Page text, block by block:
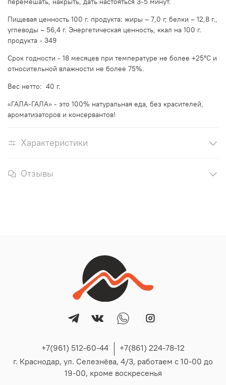
Пищевая ценность 100 г. продукта: жиры – 7,0 г, белки – 12,8 г.,
углеводы – 56,4 г. Энергетическая ценность, ккал на 100 г.
продукта - 349
Срок годности - 18 месяцев при температуре не более +25°С и
относительной влажности не более 75%.
Вес нетто: 40 г.
«ГАЛА-ГАЛА» - это 100% натуральная еда, без красителей,
ароматизаторов и консервантов!
Характеристики
Отзывы
+7(961) 512-60-44
+7(861) 224-78-12
г. Краснодар, ул. Селезнёва, 4/3, работаем с 10-00 до
19-00, кроме воскресенья